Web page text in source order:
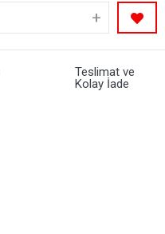
+
Teslimat ve
Kolay İade